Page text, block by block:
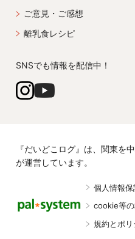
ご意見・ご感想
離乳食レシピ
SNSでも情報を配信中！
『だいどこログ』は、関東を
が運営しています。
個人情報
cookie等
規約とポリ